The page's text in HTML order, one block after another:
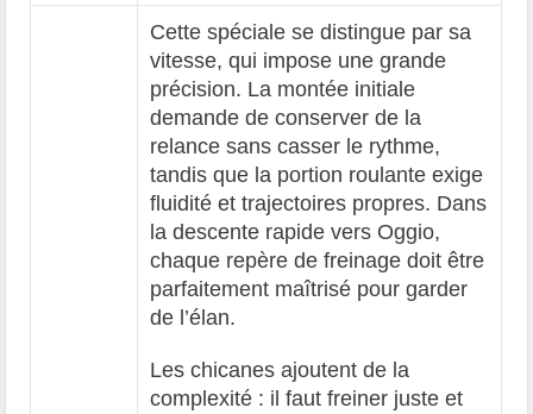
Cette spéciale se distingue par sa
vitesse, qui impose une grande
précision. La montée initiale
demande de conserver de la
relance sans casser le rythme,
tandis que la portion roulante exige
fluidité et trajectoires propres. Dans
la descente rapide vers Oggio,
chaque repère de freinage doit être
parfaitement maîtrisé pour garder
de l’élan.
Les chicanes ajoutent de la
complexité : il faut freiner juste et